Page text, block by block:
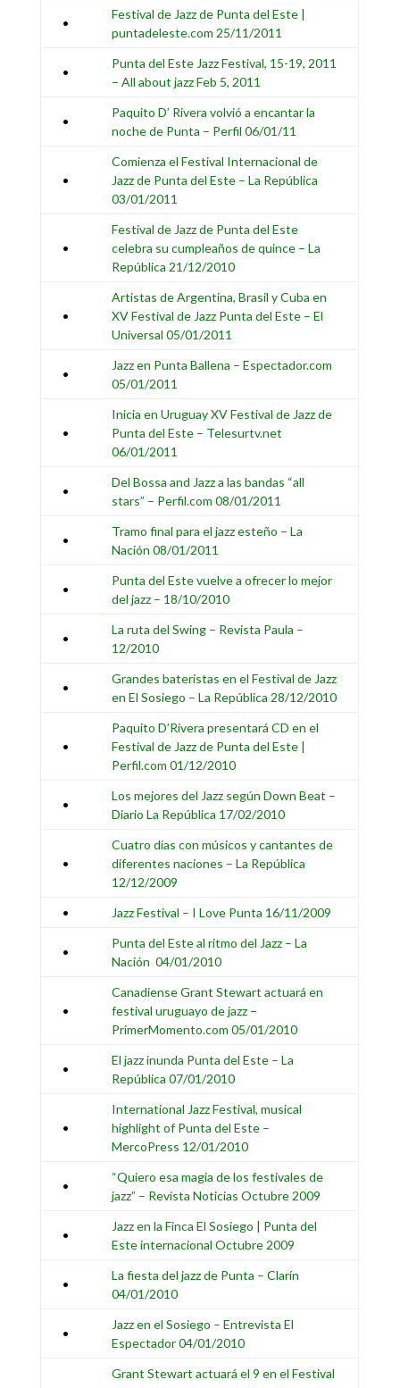
•
Festival de Jazz de Punta del Este |
puntadeleste.com 25/11/2011
•
Punta del Este Jazz Festival, 15-19, 2011
– All about jazz Feb 5, 2011
•
Paquito D’ Rivera volvió a encantar la
noche de Punta – Perfil 06/01/11
•
Comienza el Festival Internacional de
Jazz de Punta del Este – La República
03/01/2011
•
Festival de Jazz de Punta del Este
celebra su cumpleaños de quince – La
República 21/12/2010
•
Artistas de Argentina, Brasil y Cuba en
XV Festival de Jazz Punta del Este – El
Universal 05/01/2011
•
Jazz en Punta Ballena – Espectador.com
05/01/2011
•
Inicia en Uruguay XV Festival de Jazz de
Punta del Este – Telesurtv.net
06/01/2011
•
Del Bossa and Jazz a las bandas “all
stars” – Perfil.com 08/01/2011
•
Tramo final para el jazz esteño – La
Nación 08/01/2011
•
Punta del Este vuelve a ofrecer lo mejor
del jazz – 18/10/2010
•
La ruta del Swing – Revista Paula –
12/2010
•
Grandes bateristas en el Festival de Jazz
en El Sosiego – La República 28/12/2010
•
Paquito D’Rivera presentará CD en el
Festival de Jazz de Punta del Este |
Perfil.com 01/12/2010
•
Los mejores del Jazz según Down Beat –
Diario La República 17/02/2010
•
Cuatro días con músicos y cantantes de
diferentes naciones – La República
12/12/2009
•
Jazz Festival – I Love Punta 16/11/2009
•
Punta del Este al ritmo del Jazz – La
Nación 04/01/2010
•
Canadiense Grant Stewart actuará en
festival uruguayo de jazz –
PrimerMomento.com 05/01/2010
•
El jazz inunda Punta del Este – La
República 07/01/2010
•
International Jazz Festival, musical
highlight of Punta del Este –
MercoPress 12/01/2010
•
“Quiero esa magia de los festivales de
jazz” – Revista Noticias Octubre 2009
•
Jazz en la Finca El Sosiego | Punta del
Este internacional Octubre 2009
•
La fiesta del jazz de Punta – Clarín
04/01/2010
•
Jazz en el Sosiego – Entrevista El
Espectador 04/01/2010
Grant Stewart actuará el 9 en el Festival